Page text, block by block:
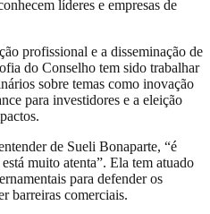
líderes e empresas de
profissional e a disseminação de
do Conselho tem sido trabalhar
sobre temas como inovação
para investidores e a eleição
de Sueli Bonaparte, “é
muito atenta”. Ela tem atuado
para defender os
barreiras comerciais.